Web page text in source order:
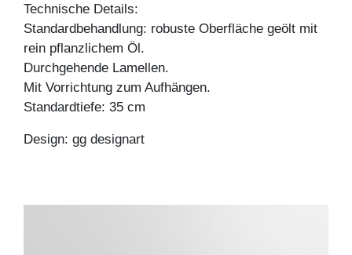
Technische Details:
Standardbehandlung: robuste Oberfläche geölt mit
rein pflanzlichem Öl.
Durchgehende Lamellen.
Mit Vorrichtung zum Aufhängen.
Standardtiefe: 35 cm
Design: gg designart